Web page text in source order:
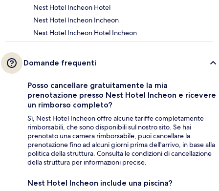
Nest Hotel Incheon Hotel
Nest Hotel Incheon Incheon
Nest Hotel Incheon Hotel Incheon
Domande frequenti
Posso cancellare gratuitamente la mia
prenotazione presso Nest Hotel Incheon e ricevere
un rimborso completo?
Sì, Nest Hotel Incheon offre alcune tariffe completamente
rimborsabili, che sono disponibili sul nostro sito. Se hai
prenotato una camera rimborsabile, puoi cancellare la
prenotazione fino ad alcuni giorni prima dell'arrivo, in base alla
politica della struttura. Consulta le condizioni di cancellazione
della struttura per informazioni precise.
Nest Hotel Incheon include una piscina?